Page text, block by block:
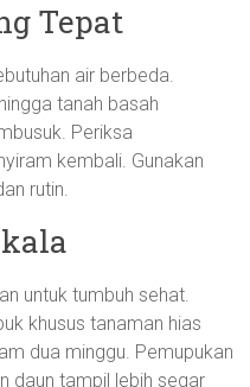
Tepat
air berbeda.
tanah basah
Periksa
kembali. Gunakan
rutin.
untuk tumbuh sehat.
khusus tanaman hias
dua minggu. Pemupukan
daun tampil lebih segar